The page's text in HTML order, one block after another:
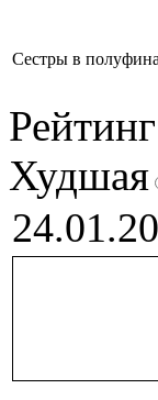
Сестры в
Худшая